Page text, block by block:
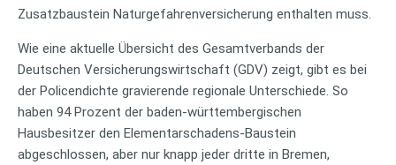
Zusatzbaustein Naturgefahrenversicherung enthalten muss.
Wie eine aktuelle Übersicht des Gesamtverbands der
Deutschen Versicherungswirtschaft (GDV) zeigt, gibt es bei
der Policendichte gravierende regionale Unterschiede. So
haben 94 Prozent der baden-württembergischen
Hausbesitzer den Elementarschadens-Baustein
abgeschlossen, aber nur knapp jeder dritte in Bremen,